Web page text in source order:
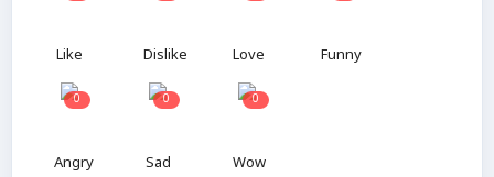
Like Dislike Love Funny
0
Angry
0
Sad
0
Wow